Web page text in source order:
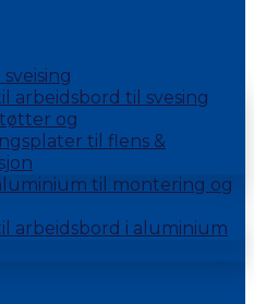
arbeidsbord til svesing
og
til flens &
til montering og
arbeidsbord i aluminium